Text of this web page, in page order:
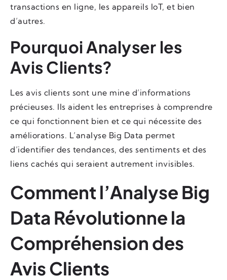
transactions en ligne, les appareils IoT, et bien
d’autres.
Pourquoi Analyser les
Avis Clients?
Les avis clients sont une mine d’informations
précieuses. Ils aident les entreprises à comprendre
ce qui fonctionnent bien et ce qui nécessite des
améliorations. L’analyse Big Data permet
d’identifier des tendances, des sentiments et des
liens cachés qui seraient autrement invisibles.
Comment l’Analyse Big
Data Révolutionne la
Compréhension des
Avis Clients